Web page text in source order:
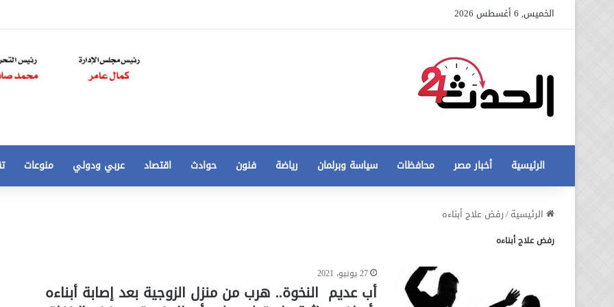
الخميس, 6 أغسطس 2026
الرئيسية أخبار مصر محافظات سياسة وبرلمان رياضة فنون حوادث اقتصاد عربي ودولي منوعات
الرئيسية/رفض علاج أبناءه
رفض علاج أبناءه
27 يونيو، 2021
أب عديم النخوة.. هرب من منزل الزوجية بعد إصابة أبناءه
عاجل
أزمة
مخالفات
البناء
12 أغسطس، 2020
عاجل تطورات جديدة في أزمة مخالفات
الي
50